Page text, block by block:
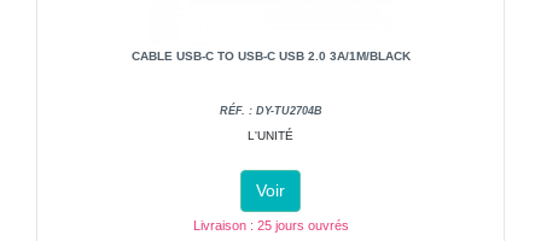
CABLE USB-C TO USB-C USB 2.0 3A/1M/BLACK
RÉF. : DY-TU2704B
L'UNITÉ
Voir
Livraison : 25 jours ouvrés